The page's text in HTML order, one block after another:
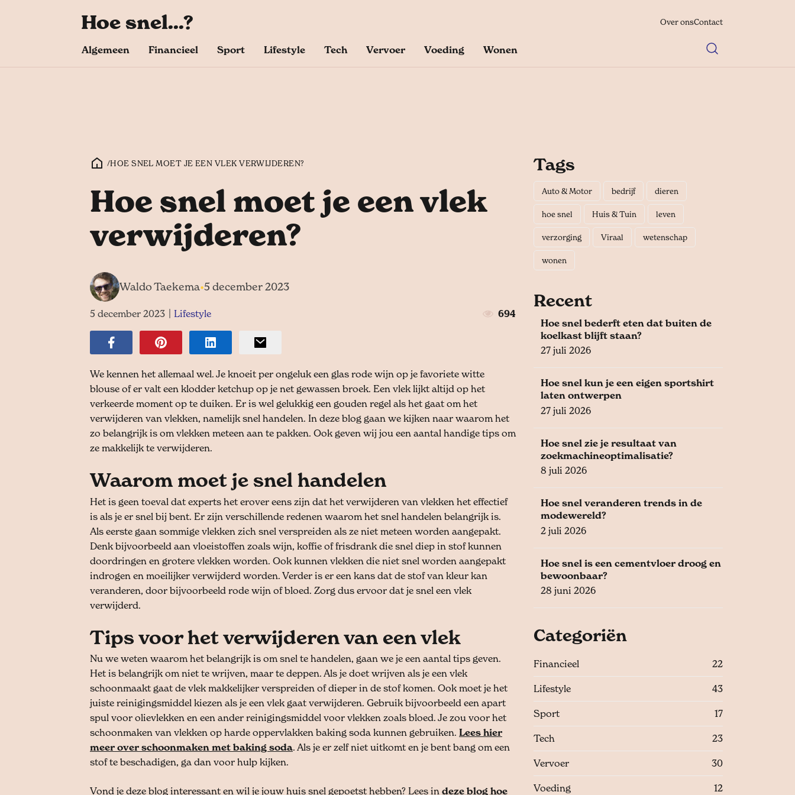
Hoe snel...? Over onsContact
Algemeen Financieel Sport Lifestyle Tech Vervoer Voeding Wonen
/HOE SNEL MOET JE EEN VLEK VERWIJDEREN?
Hoe snel moet je een vlek
verwijderen?
Waldo Taekema•5 december 2023
5 december 2023 Lifestyle 694
We kennen het allemaal wel. Je knoeit per ongeluk een glas rode wijn op je favoriete witte
blouse of er valt een klodder ketchup op je net gewassen broek. Een vlek lijkt altijd op het
verkeerde moment op te duiken. Er is wel gelukkig een gouden regel als het gaat om het
verwijderen van vlekken, namelijk snel handelen. In deze blog gaan we kijken naar waarom het
zo belangrijk is om vlekken meteen aan te pakken. Ook geven wij jou een aantal handige tips om
ze makkelijk te verwijderen.
Waarom moet je snel handelen
Het is geen toeval dat experts het erover eens zijn dat het verwijderen van vlekken het effectief
is als je er snel bij bent. Er zijn verschillende redenen waarom het snel handelen belangrijk is.
Als eerste gaan sommige vlekken zich snel verspreiden als ze niet meteen worden aangepakt.
Denk bijvoorbeeld aan vloeistoffen zoals wijn, koffie of frisdrank die snel diep in stof kunnen
doordringen en grotere vlekken worden. Ook kunnen vlekken die niet snel worden aangepakt
indrogen en moeilijker verwijderd worden. Verder is er een kans dat de stof van kleur kan
veranderen, door bijvoorbeeld rode wijn of bloed. Zorg dus ervoor dat je snel een vlek
verwijderd.
Tips voor het verwijderen van een vlek
Nu we weten waarom het belangrijk is om snel te handelen, gaan we je een aantal tips geven.
Het is belangrijk om niet te wrijven, maar te deppen. Als je doet wrijven als je een vlek
schoonmaakt gaat de vlek makkelijker verspreiden of dieper in de stof komen. Ook moet je het
juiste reinigingsmiddel kiezen als je een vlek gaat verwijderen. Gebruik bijvoorbeeld een apart
spul voor olievlekken en een ander reinigingsmiddel voor vlekken zoals bloed. Je zou voor het
schoonmaken van vlekken op harde oppervlakken baking soda kunnen gebruiken. Lees hier
meer over schoonmaken met baking soda. Als je er zelf niet uitkomt en je bent bang om een
stof te beschadigen, ga dan voor hulp kijken.
Vond je deze blog interessant en wil je jouw huis snel gepoetst hebben? Lees in deze blog hoe
Tags
Auto & Motor bedrijf dieren
hoe snel Huis & Tuin leven
verzorging Viraal wetenschap
wonen
Recent
Hoe snel bederft eten dat buiten de
koelkast blijft staan?
27 juli 2026
Hoe snel kun je een eigen sportshirt
laten ontwerpen
27 juli 2026
Hoe snel zie je resultaat van
zoekmachineoptimalisatie?
8 juli 2026
Hoe snel veranderen trends in de
modewereld?
2 juli 2026
Hoe snel is een cementvloer droog en
bewoonbaar?
28 juni 2026
Categoriën
Financieel 22
Lifestyle 43
Sport 17
Tech 23
Vervoer 30
Voeding 12